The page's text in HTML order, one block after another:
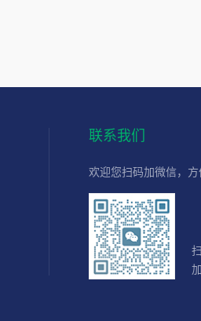
联系我们
欢迎您扫码加微信，方